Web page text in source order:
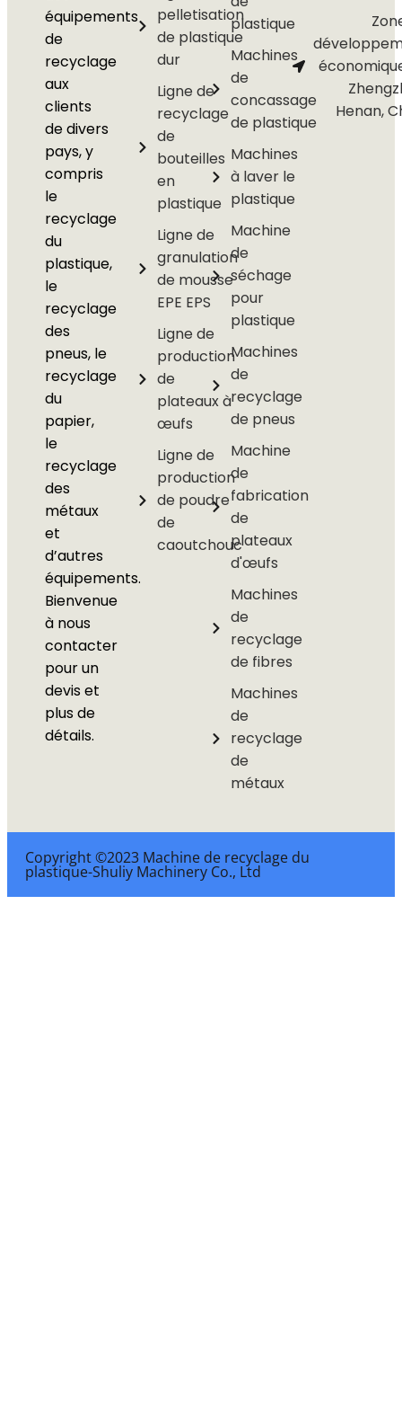
équipements
de
recyclage
aux
clients
de divers
pays, y
compris
le
recyclage
du
plastique,
le
recyclage
des
pneus, le
recyclage
du
papier,
le
recyclage
des
métaux
et
d’autres
équipements.
Bienvenue
à nous
contacter
pour un
devis et
plus de
détails.
pelletisation
de plastique
dur
Ligne de
recyclage
de
bouteilles
en
plastique
Ligne de
granulation
de mousse
EPE EPS
Ligne de
production
de
plateaux à
œufs
Ligne de
production
de poudre
de
caoutchouc
plastique
Machines
de
concassage
de plastique
Machines
à laver le
plastique
Machine
de
séchage
pour
plastique
Machines
de
recyclage
de pneus
Machine
de
fabrication
de
plateaux
d'œufs
Machines
de
recyclage
de fibres
Machines
de
recyclage
de
métaux
Henan,
Copyright ©2023 Machine de recyclage du
plastique-Shuliy Machinery Co., Ltd